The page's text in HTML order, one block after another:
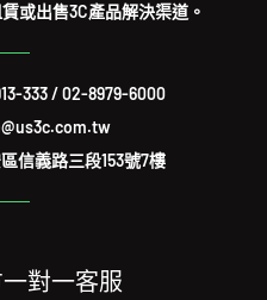
或出售3C產品解決渠道。
333/02-8979-6000
信義路三段153號7樓
對一客服